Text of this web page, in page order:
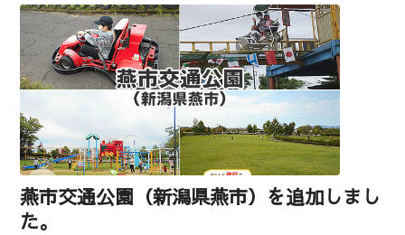
燕市交通公園（新潟県燕市）を追加しまし
た。